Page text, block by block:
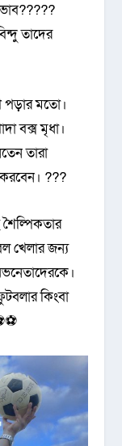
তাদের
পড়ার মতো।
বক্স মৃধা।
তারা
???
শৈল্পিকতার
খেলার জন্য
কিংবা